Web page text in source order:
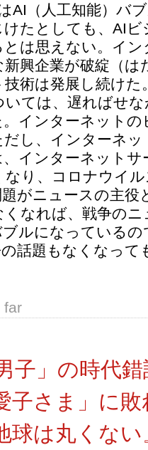
AI（人工知能）バ
たとしても、AI
とは思えない。イ
興企業が破綻（は
技術は発展し続け
ては、遅ればせ
インターネット
し、インターネ
インターネットサ
り、コロナウイ
がニュースの主役
くなれば、戦争の
ルになっている
話題もなくなっ
far
子」の時代
子さま」に敗
球は丸くな